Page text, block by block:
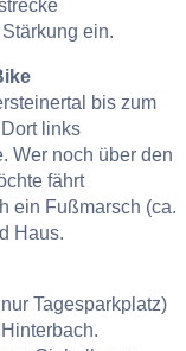
ein.
bis zum
links
Wer noch über den
fährt
ein Fußmarsch (ca.
Haus.
Tagesparkplatz)